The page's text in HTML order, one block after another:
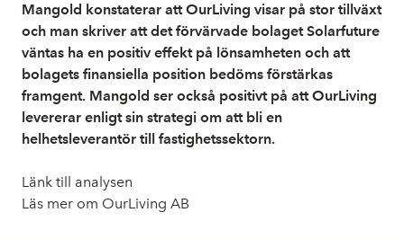
Mangold konstaterar att OurLiving visar på stor tillväxt
och man skriver att det förvärvade bolaget Solarfuture
väntas ha en positiv effekt på lönsamheten och att
bolagets finansiella position bedöms förstärkas
framgent. Mangold ser också positivt på att OurLiving
levererar enligt sin strategi om att bli en
helhetsleverantör till fastighetssektorn.
Länk till analysen
Läs mer om OurLiving AB